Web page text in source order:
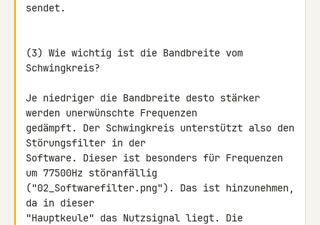
sendet.
(3) Wie wichtig ist die Bandbreite vom
Schwingkreis?
Je niedriger die Bandbreite desto stärker
werden unerwünschte Frequenzen
gedämpft. Der Schwingkreis unterstützt also den
Störungsfilter in der
Software. Dieser ist besonders für Frequenzen
um 77500Hz störanfällig
("02_Softwarefilter.png"). Das ist hinzunehmen,
da in dieser
"Hauptkeule" das Nutzsignal liegt. Die